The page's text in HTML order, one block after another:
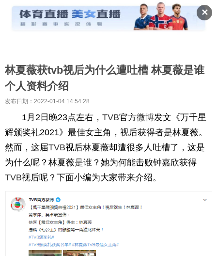
✕
林夏薇获tvb视后为什么遭吐槽 林夏薇是谁
个人资料介绍
发布日期：2022-01-04 14:54:28
1月2日晚23点左右，TVB官方微博发文《万千星
辉颁奖礼2021》最佳女主角，视后获得者是林夏薇。
然而，这届TVB视后林夏薇却遭很多人吐槽了，这是
为什么呢？林夏薇是谁 ？她为何能击败钟嘉欣获得
TVB视后呢？下面小编为大家带来介绍。